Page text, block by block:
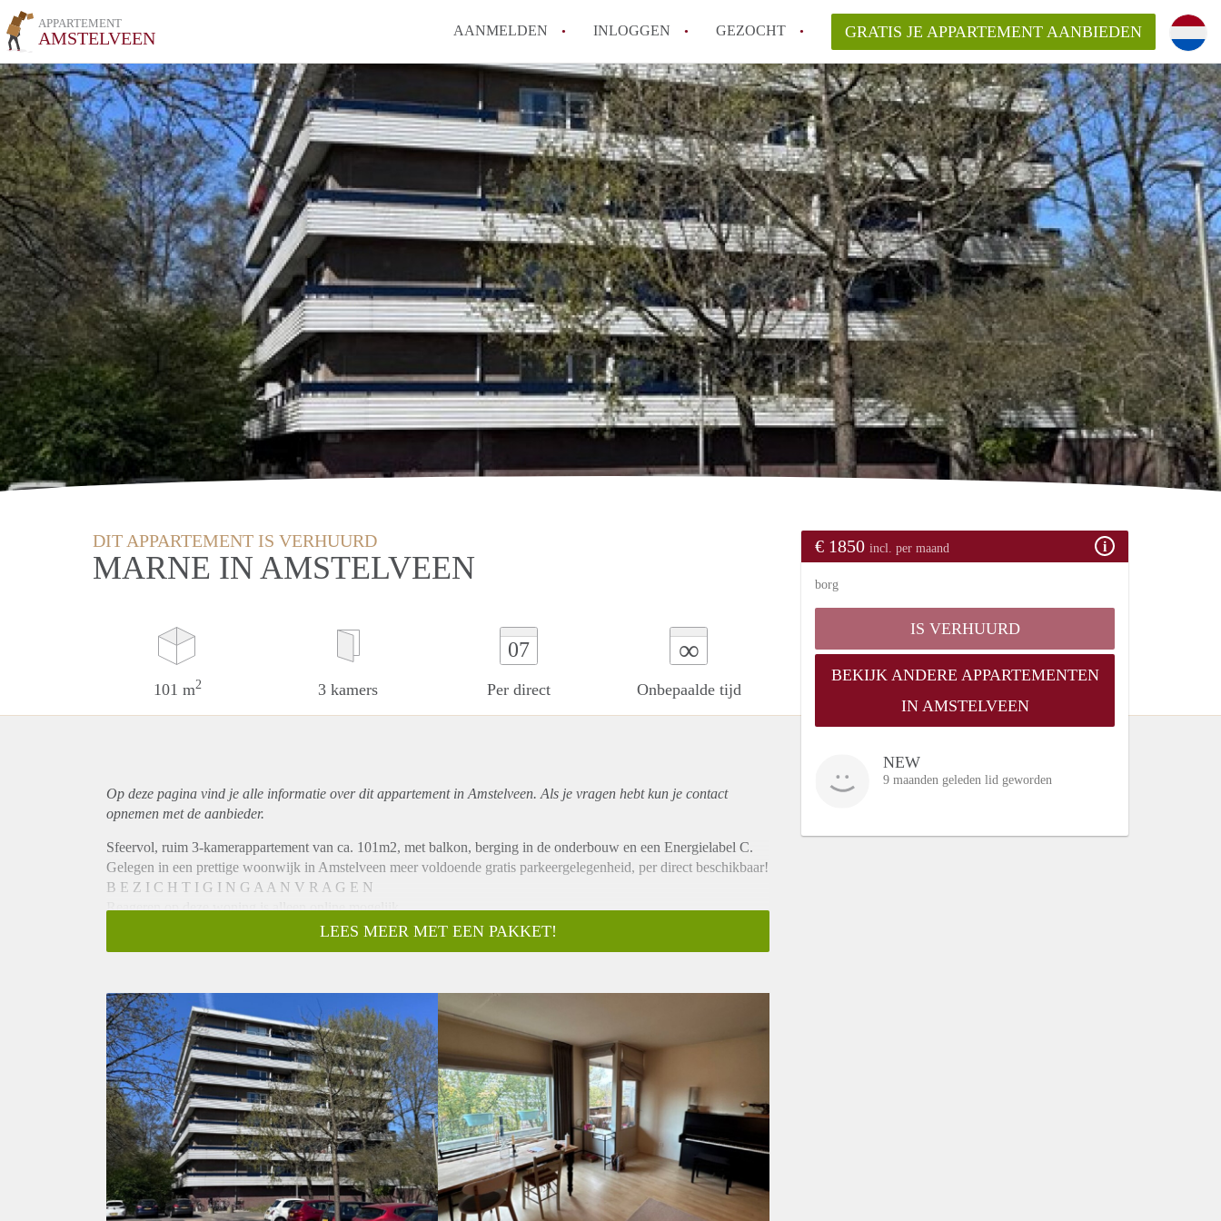
APPARTEMENT
AMSTELVEEN AANMELDEN INLOGGEN GEZOCHT GRATIS JE APPARTEMENT AANBIEDEN
DIT APPARTEMENT IS VERHUURD
MARNE IN AMSTELVEEN
101 m2 3 kamers
07
Per direct
∞
Onbepaalde tijd
€ 1850 incl. per maand
borg
IS VERHUURD
BEKIJK ANDERE APPARTEMENTEN
IN AMSTELVEEN
NEW
9 maanden geleden lid geworden
Op deze pagina vind je alle informatie over ditappartementin Amstelveen. Als je vragen hebt kun je contact
opnemen met de aanbieder.
Sfeervol, ruim 3-kamerappartement van ca. 101m2, met balkon, berging in de onderbouw en een Energielabel C.
Gelegen in een prettige woonwijk in Amstelveen meer voldoende gratis parkeergelegenheid, per direct beschikbaar!
B E Z I C H T I G I N G A A N V R A G E N
Reageren op deze woning is alleen online mogelijk.
1. Ga naar onze eigen website en zoek naar de specifieke woning.
4. Op basis daarvan ontvangt u wel of geen uitnodiging om een bezichtiging te plannen.
K E N M E R K E N
• Het appartement is ca 101m2 groot en gelegen op de 5e verdieping van het complex
• Energielabel C
• Het appartement heeft 2 slaapkamers
• Badkamer voorzien van bad met douch
• Er is een privé berging aanwezig op de begane grond
• Goede locatie met voldoende voorzieningen
C O N D I T I E S
• Beschikbaar per direct
• Huurprijs is € 1.850,- excl. voorschot stookkosten en servicekosten. De stookkosten zijn aan de hand van
LEES MEER MET EEN PAKKET!